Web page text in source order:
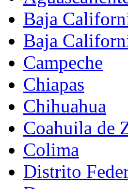
Baja
Baja
Campeche
Chiapas
Chihuahua
Coahuila de
Colima
Distrito